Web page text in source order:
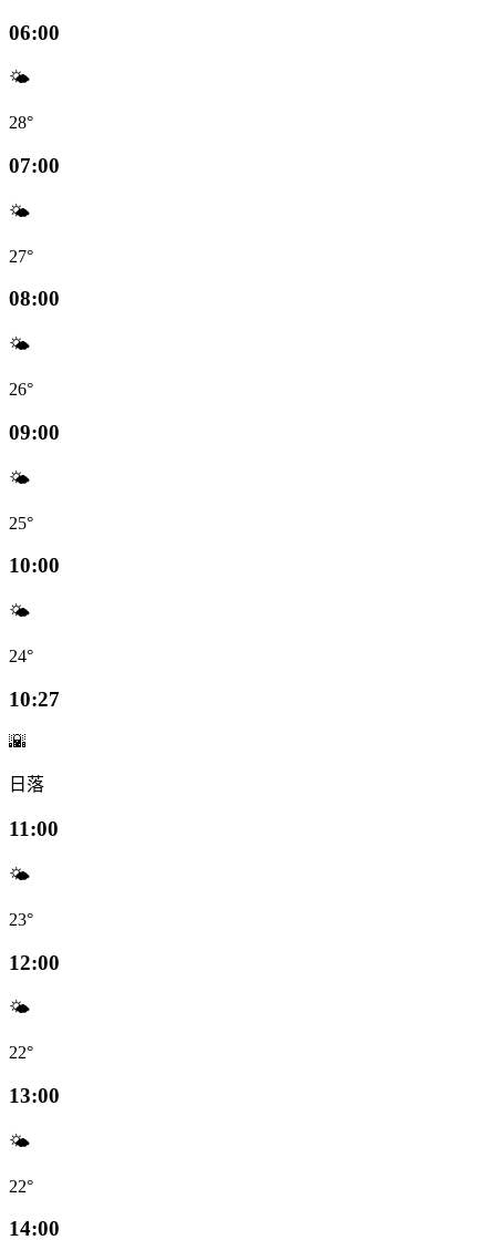
06:00
🌤️
28°
07:00
🌤️
27°
08:00
🌤️
26°
09:00
🌤️
25°
10:00
🌤️
24°
10:27
🌇
日落
11:00
🌤️
23°
12:00
🌤️
22°
13:00
🌤️
22°
14:00